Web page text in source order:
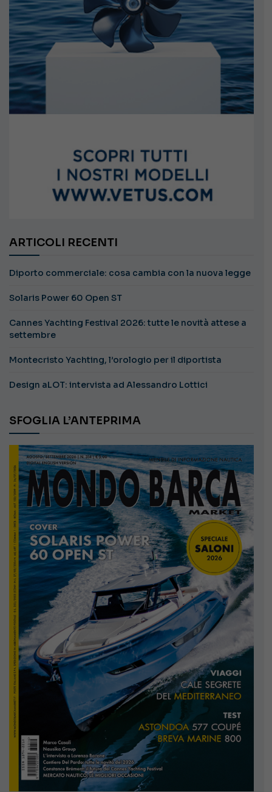
ARTICOLI RECENTI
Diporto commerciale: cosa cambia con la nuova legge
Solaris Power 60 Open ST
Cannes Yachting Festival 2026: tutte le novità attese a
settembre
Montecristo Yachting, l’orologio per il diportista
Design aLOT: intervista ad Alessandro Lottici
SFOGLIA L’ANTEPRIMA